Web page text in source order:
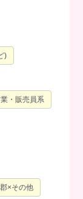
)
・販売員系
×その他